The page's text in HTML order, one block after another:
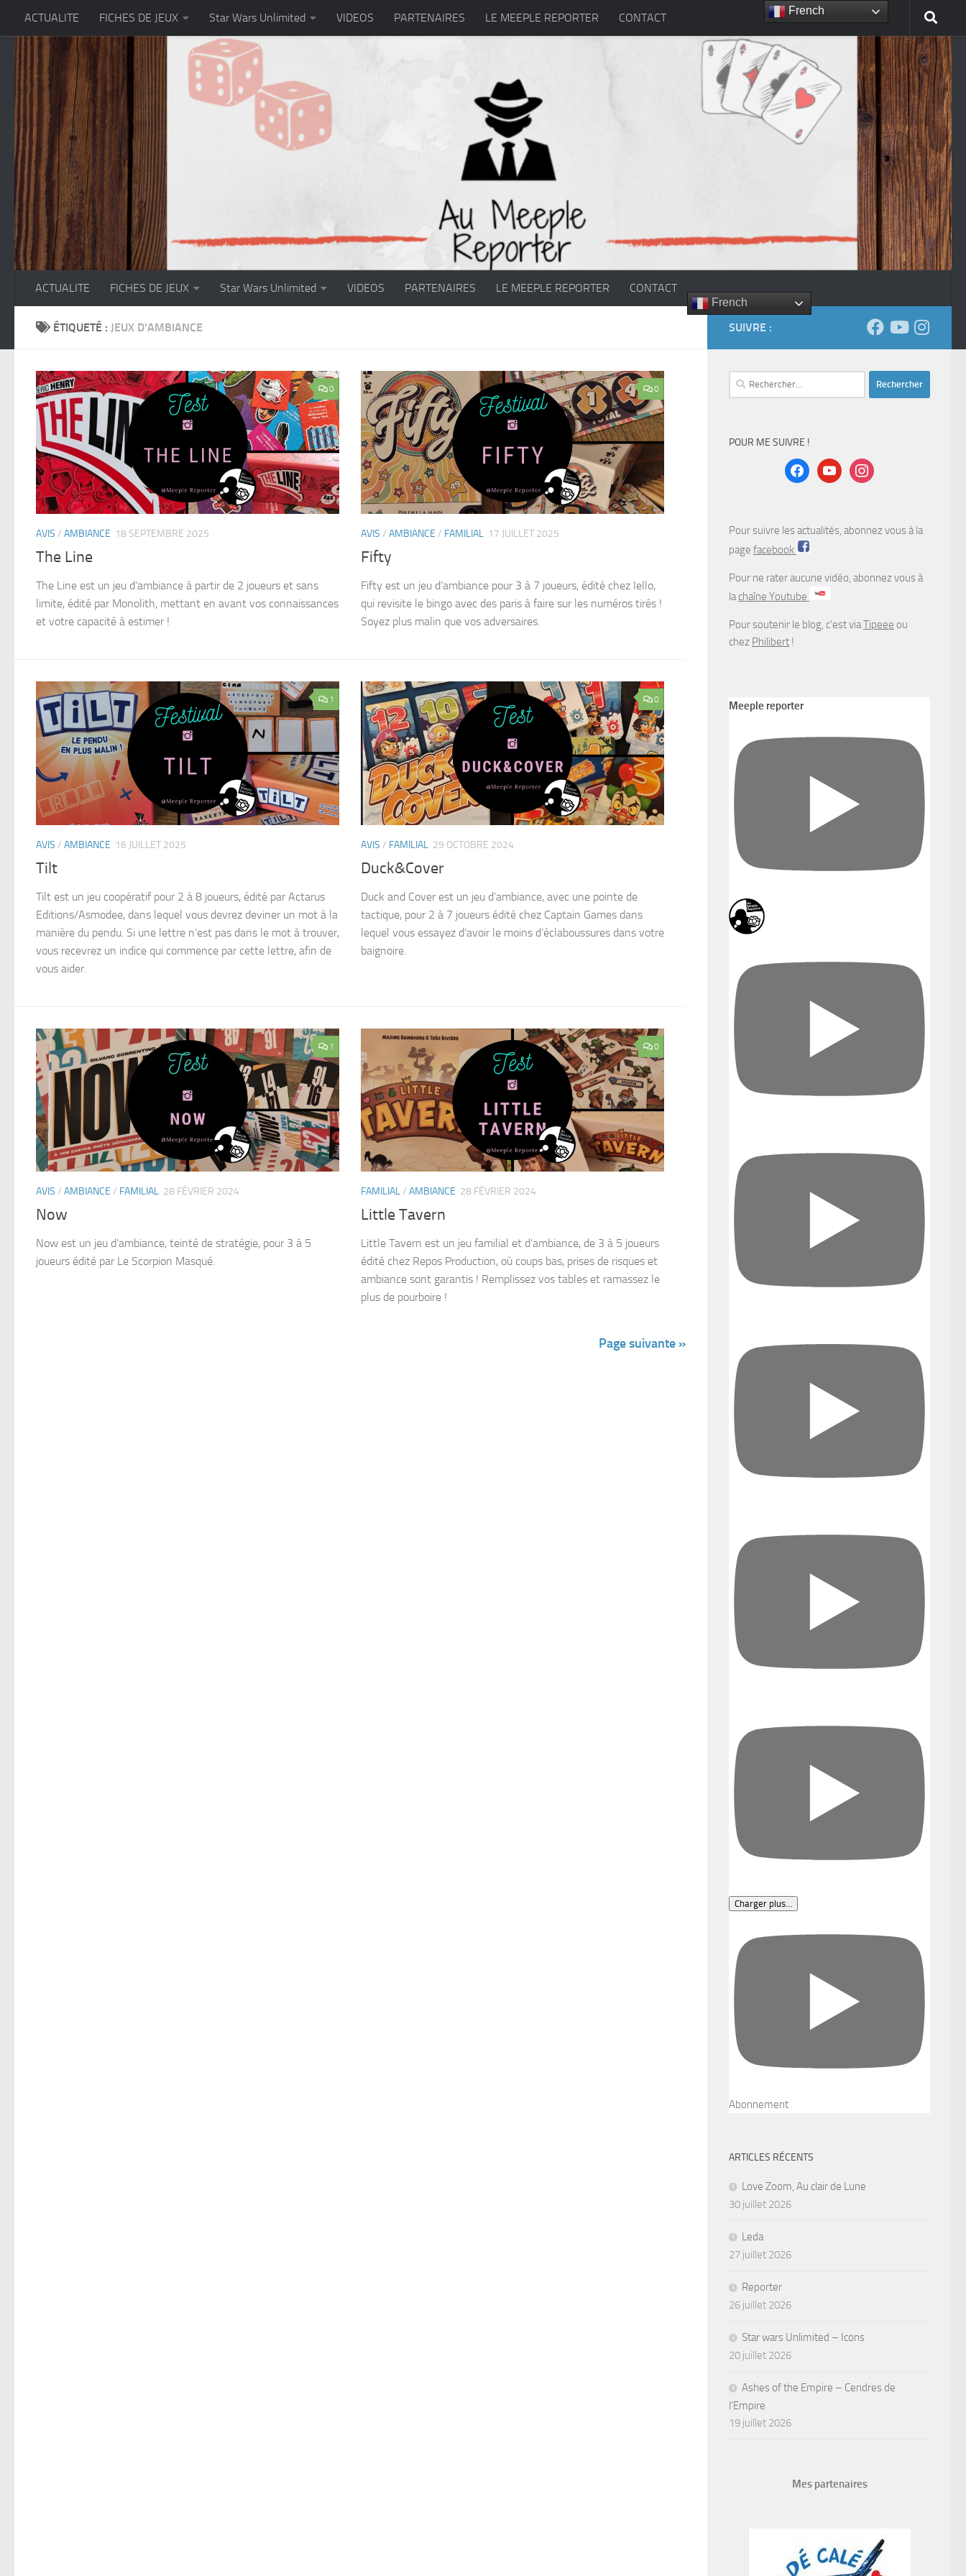
Skip to content
ACTUALITE FICHES DE JEUX Star Wars Unlimited VIDEOS PARTENAIRES LE MEEPLE REPORTER CONTACT
ACTUALITE FICHES DE JEUX Star Wars Unlimited VIDEOS PARTENAIRES LE MEEPLE REPORTER CONTACT
French
ÉTIQUETÉ : JEUX D'AMBIANCE
0
AVIS / AMBIANCE 18 SEPTEMBRE 2025
The Line
The Line est un jeu d’ambiance à partir de 2 joueurs et sans
limite, édité par Monolith, mettant en avant vos connaissances
et votre capacité à estimer !
0
AVIS / AMBIANCE / FAMILIAL 17 JUILLET 2025
Fifty
Fifty est un jeu d’ambiance pour 3 à 7 joueurs, édité chez Iello,
qui revisite le bingo avec des paris à faire sur les numéros tirés !
Soyez plus malin que vos adversaires.
1
AVIS / AMBIANCE 16 JUILLET 2025
Tilt
Tilt est un jeu coopératif pour 2 à 8 joueurs, édité par Actarus
Editions/Asmodee, dans lequel vous devrez deviner un mot à la
manière du pendu. Si une lettre n’est pas dans le mot à trouver,
vous recevrez un indice qui commence par cette lettre, afin de
vous aider.
0
AVIS / FAMILIAL 29 OCTOBRE 2024
Duck&Cover
Duck and Cover est un jeu d’ambiance, avec une pointe de
tactique, pour 2 à 7 joueurs édité chez Captain Games dans
lequel vous essayez d’avoir le moins d’éclaboussures dans votre
baignoire.
1
AVIS / AMBIANCE / FAMILIAL 28 FÉVRIER 2024
Now
Now est un jeu d’ambiance, teinté de stratégie, pour 3 à 5
joueurs édité par Le Scorpion Masqué.
0
FAMILIAL/ AMBIANCE 28 FÉVRIER 2024
Little Tavern
Little Tavern est un jeu familial et d’ambiance, de 3 à 5 joueurs
édité chez Repos Production, où coups bas, prises de risques et
ambiance sont garantis ! Remplissez vos tables et ramassez le
plus de pourboire !
Page suivante »
SUIVRE :
Rechercher :
POUR ME SUIVRE !
facebookyoutubeinstagram
Pour suivre les actualités, abonnez vous à la
page facebook
Pour ne rater aucune vidéo, abonnez vous à
lachaîne Youtube
Pour soutenir le blog, c’est viaTipeee ou
chez Philibert !
Meeple reporter
Charger plus…
Abonnement
ARTICLES RÉCENTS
Love Zoom, Au clair de Lune
30 juillet 2026
Leda
27 juillet 2026
Reporter
26 juillet 2026
Star wars Unlimited – Icons
20 juillet 2026
Ashes of the Empire – Cendres de
l’Empire
19 juillet 2026
Mes partenaires
French